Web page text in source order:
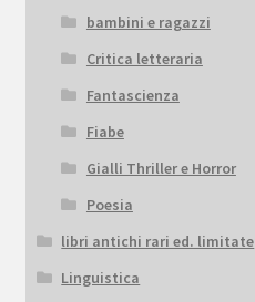
bambini e ragazzi
Critica letteraria
Fantascienza
Fiabe
Gialli Thriller e Horror
Poesia
libri antichi rari ed. limitate
Linguistica